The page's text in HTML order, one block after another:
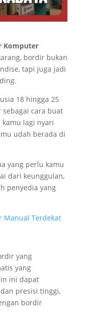
Komputer
bordir bukan
tapi juga jadi
18 hingga 25
cara buat
kamu lagi nyari
udah berada di
yang perlu kamu
dari keunggulan,
penyedia yang
Manual Terdekat
yang
yang
ini dapat
presisi tinggi,
bordir